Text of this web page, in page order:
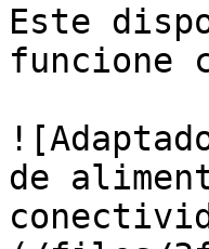
Este
funcione
de